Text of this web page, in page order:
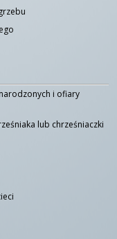
i ofiary
lub chrześniaczki